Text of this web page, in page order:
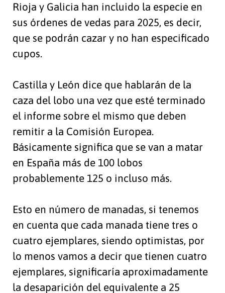
Rioja y Galicia han incluido la especie en
sus órdenes de vedas para 2025, es decir,
que se podrán cazar y no han especificado
cupos.
Castilla y León dice que hablarán de la
caza del lobo una vez que esté terminado
el informe sobre el mismo que deben
remitir a la Comisión Europea.
Básicamente significa que se van a matar
en España más de 100 lobos
probablemente 125 o incluso más.
Esto en número de manadas, si tenemos
en cuenta que cada manada tiene tres o
cuatro ejemplares, siendo optimistas, por
lo menos vamos a decir que tienen cuatro
ejemplares, significaría aproximadamente
la desaparición del equivalente a 25